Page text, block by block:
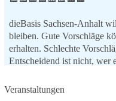
dieBasis Sachsen-Anhalt
bleiben. Gute Vorschläge
erhalten. Schlechte
Entscheidend ist nicht, wer
weiterbringt.
Veranstaltungen